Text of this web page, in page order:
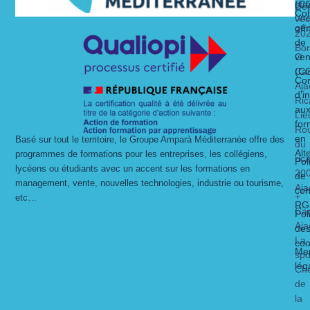
Basé sur tout le territoire, le Groupe Amparà Méditerranée offre des
programmes de formations pour les entreprises, les collégiens,
lycéens ou étudiants avec un accent sur les formations en
management, vente, nouvelles technologies, industrie ou tourisme,
etc…
O
du
+
La
de
la
de
aux
en
de
des